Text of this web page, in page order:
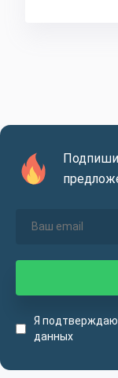
Я подтверждаю
данных